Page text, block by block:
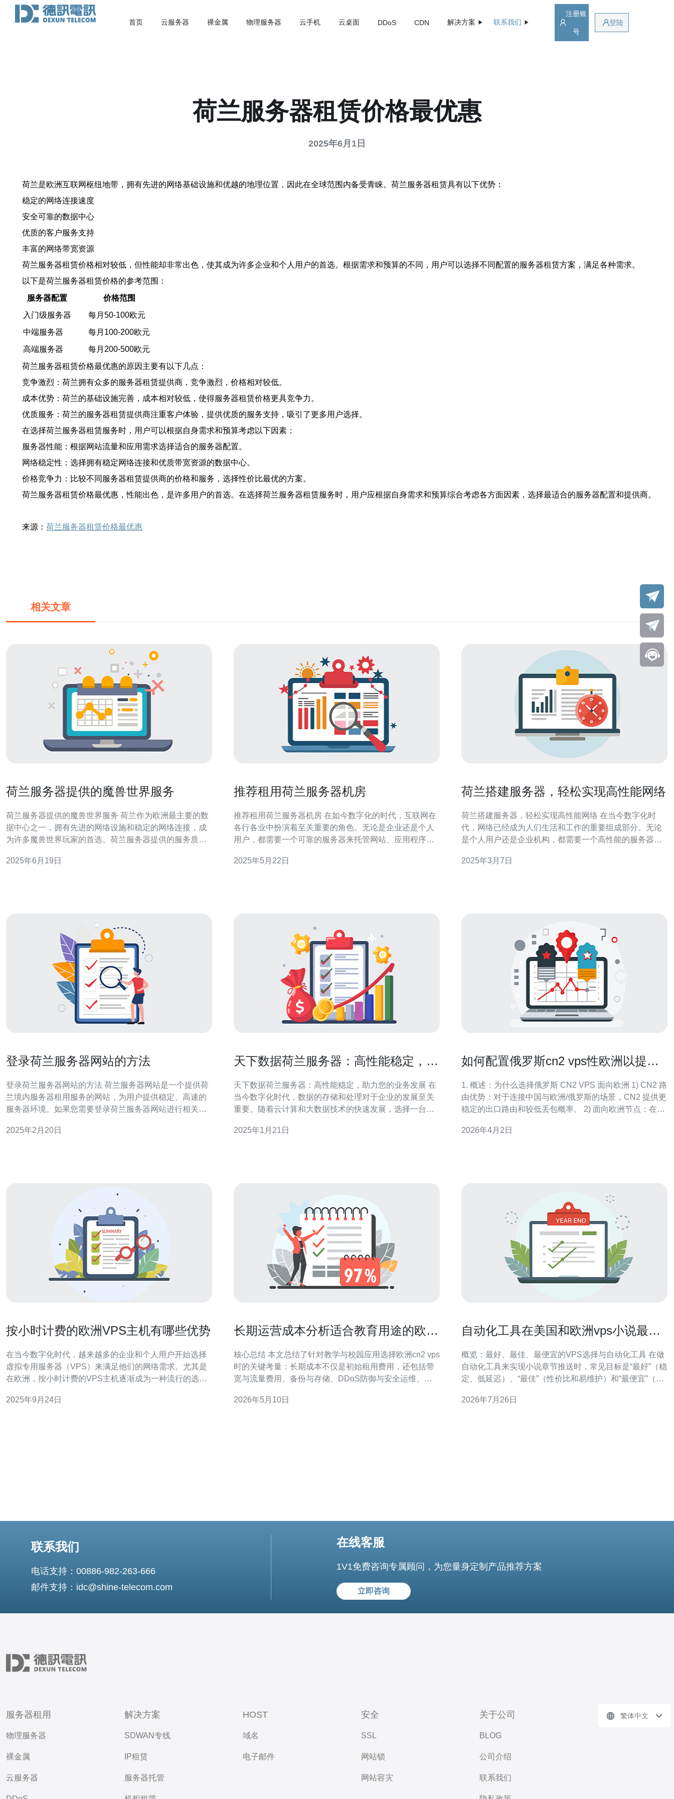
首页 云服务器 裸金属 物理服务器 云手机 云桌面 DDoS CDN 解决方案 联系我们
注册账
号
登陆
荷兰服务器租赁价格最优惠
2025年6月1日
荷兰是欧洲互联网枢纽地带，拥有先进的网络基础设施和优越的地理位置，因此在全球范围内备受青睐。荷兰服务器租赁具有以下优势：
稳定的网络连接速度
安全可靠的数据中心
优质的客户服务支持
丰富的网络带宽资源
荷兰服务器租赁价格相对较低，但性能却非常出色，使其成为许多企业和个人用户的首选。根据需求和预算的不同，用户可以选择不同配置的服务器租赁方案，满足各种需求。
以下是荷兰服务器租赁价格的参考范围：
服务器配置
价格范围
入门级服务器
每月50-100欧元
中端服务器
每月100-200欧元
高端服务器
每月200-500欧元
荷兰服务器租赁价格最优惠的原因主要有以下几点：
竞争激烈：荷兰拥有众多的服务器租赁提供商，竞争激烈，价格相对较低。
成本优势：荷兰的基础设施完善，成本相对较低，使得服务器租赁价格更具竞争力。
优质服务：荷兰的服务器租赁提供商注重客户体验，提供优质的服务支持，吸引了更多用户选择。
在选择荷兰服务器租赁服务时，用户可以根据自身需求和预算考虑以下因素：
服务器性能：根据网站流量和应用需求选择适合的服务器配置。
网络稳定性：选择拥有稳定网络连接和优质带宽资源的数据中心。
价格竞争力：比较不同服务器租赁提供商的价格和服务，选择性价比最优的方案。
荷兰服务器租赁价格最优惠，性能出色，是许多用户的首选。在选择荷兰服务器租赁服务时，用户应根据自身需求和预算综合考虑各方面因素，选择最适合的服务器配置和提供商。
来源： 荷兰服务器租赁价格最优惠
相关文章
荷兰服务器提供的魔兽世界服务
荷兰服务器提供的魔兽世界服务 荷兰作为欧洲最主要的数
据中心之一，拥有先进的网络设施和稳定的网络连接，成
为许多魔兽世界玩家的首选。荷兰服务器提供的服务质量
服务器在网络速度和带宽方面有着明显的优势，能够确保
2025年6月19日
推荐租用荷兰服务器机房
推荐租用荷兰服务器机房 在如今数字化的时代，互联网在
各行各业中扮演着至关重要的角色。无论是企业还是个人
用户，都需要一个可靠的服务器来托管网站、应用程序或
推崇。下面将为大家介绍一些荷兰服务器机房的优势和推
2025年5月22日
荷兰搭建服务器，轻松实现高性能网络
荷兰搭建服务器，轻松实现高性能网络 在当今数字化时
代，网络已经成为人们生活和工作的重要组成部分。无论
是个人用户还是企业机构，都需要一个高性能的服务器来
越的网络基础设施和先进的技术而闻名。本文将介绍荷兰
2025年3月7日
登录荷兰服务器网站的方法
登录荷兰服务器网站的方法 荷兰服务器网站是一个提供荷
兰境内服务器租用服务的网站，为用户提供稳定、高速的
服务器环境。如果您需要登录荷兰服务器网站进行相关操
浏览器，输入荷兰服务器网站的网址。可以直接在搜索引
2025年2月20日
天下数据荷兰服务器：高性能稳定，助
天下数据荷兰服务器：高性能稳定，助力您的业务发展 在
当今数字化时代，数据的存储和处理对于企业的发展至关
重要。随着云计算和大数据技术的快速发展，选择一台高
服务器以其卓越的性能和稳定性，成为了众多企业的首
2025年1月21日
如何配置俄罗斯cn2 vps性欧洲以提升
1. 概述：为什么选择俄罗斯 CN2 VPS 面向欧洲 1) CN2 路
由优势：对于连接中国与欧洲/俄罗斯的场景，CN2 提供更
稳定的出口路由和较低丢包概率。 2) 面向欧洲节点：在欧
洲客户端 RTT 与抖动。 3) 应用场景：远程视频会议、呼
2026年4月2日
按小时计费的欧洲VPS主机有哪些优势
在当今数字化时代，越来越多的企业和个人用户开始选择
虚拟专用服务器（VPS）来满足他们的网络需求。尤其是
在欧洲，按小时计费的VPS主机逐渐成为一种流行的选
如何选择合适的服务提供商。 首先，按小时计费的VPS主
2025年9月24日
长期运营成本分析适合教育用途的欧洲
核心总结 本文总结了针对教学与校园应用选择欧洲cn2 vps
时的关键考量：长期成本不仅是初始租用费用，还包括带
宽与流量费用、备份与存储、DDoS防御与安全运维、域
合规性的教育场景，使用具备cn2回程或优化线路的VPS能
2026年5月10日
自动化工具在美国和欧洲vps小说最新
概览：最好、最佳、最便宜的VPS选择与自动化工具 在做
自动化工具来实现小说章节推送时，常见目标是“最好”（稳
定、低延迟）、“最佳”（性价比和易维护）和“最便宜”（成
送部署在美国VPS或欧洲VPS节点，最好选择提供DDOS
2026年7月26日
联系我们
电话支持：00886-982-263-666
邮件支持：idc@shine-telecom.com
在线客服
1V1免费咨询专属顾问，为您量身定制产品推荐方案
立即咨询
服务器租用
物理服务器
裸金属
云服务器
解决方案
SDWAN专线
IP租赁
服务器托管
HOST
域名
电子邮件
安全
SSL
网站锁
网站容灾
关于公司
BLOG
公司介绍
联系我们
繁体中文